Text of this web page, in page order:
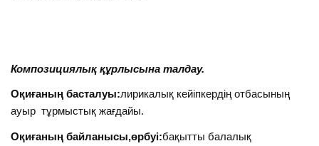
Композициялық құрлысына талдау.
Оқиғаның басталуы:лирикалық кейіпкердің отбасының
ауыр тұрмыстық жағдайы.
Оқиғаның байланысы,өрбуі:бақытты балалық